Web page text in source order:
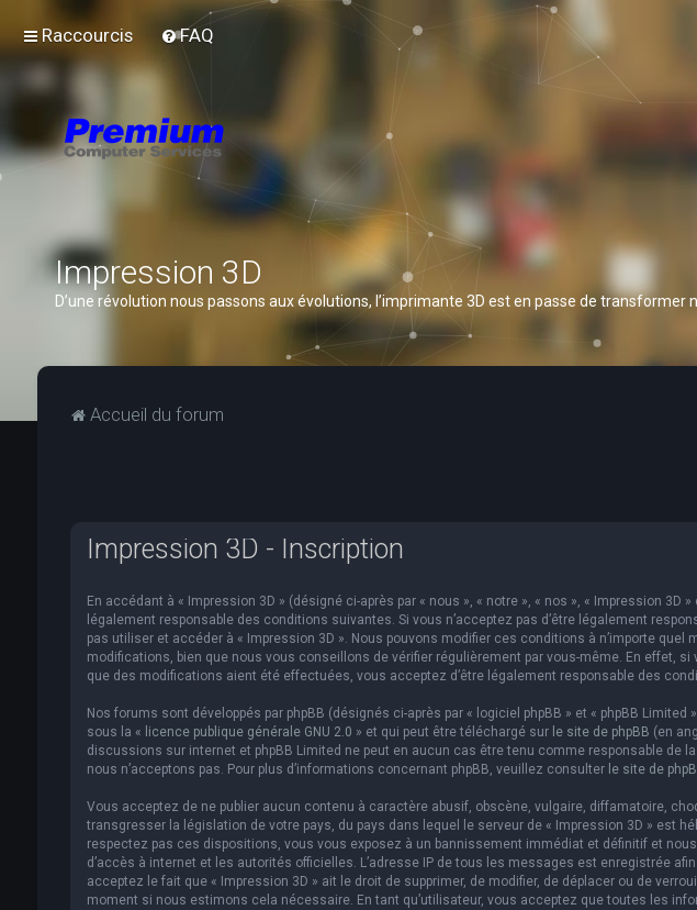
Raccourcis FAQ
Impression 3D
D’une révolution nous passons aux évolutions, l’imprimante 3D est en passe de
Accueil du forum
Impression 3D - Inscription
En accédant à « Impression 3D » (désigné ci-après par « nous », « notre », « nos », « Impression 3D
légalement responsable des conditions suivantes. Si vous n’acceptez pas d’être légalement
pas utiliser et accéder à « Impression 3D ». Nous pouvons modifier ces conditions à n’importe
modifications, bien que nous vous conseillons de vérifier régulièrement par vous-même. En effet, si
que des modifications aient été effectuées, vous acceptez d’être légalement responsable des
Nos forums sont développés par phpBB (désignés ci-après par « logiciel phpBB » et « phpBB
sous la « licence publique générale GNU 2.0 » et qui peut être téléchargé sur le site de phpBB (en
discussions sur internet et phpBB Limited ne peut en aucun cas être tenu comme responsable de
nous n’acceptons pas. Pour plus d’informations concernant phpBB, veuillez consulter le site de
Vous acceptez de ne publier aucun contenu à caractère abusif, obscène, vulgaire, diffamatoire,
transgresser la législation de votre pays, du pays dans lequel le serveur de « Impression 3D » est
respectez pas ces dispositions, vous vous exposez à un bannissement immédiat et définitif et
d’accès à internet et les autorités officielles. L’adresse IP de tous les messages est enregistrée
acceptez le fait que « Impression 3D » ait le droit de supprimer, de modifier, de déplacer ou de
moment si nous estimons cela nécessaire. En tant qu’utilisateur, vous acceptez que toutes les